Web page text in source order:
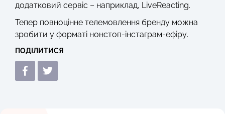
додатковий сервіс – наприклад, LiveReacting.
Тепер повноцінне телемовлення бренду можна
зробити у форматі нонстоп-інстаграм-ефіру.
ПОДІЛИТИСЯ